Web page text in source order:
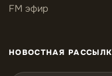
FM эфир
НОВОСТНАЯ